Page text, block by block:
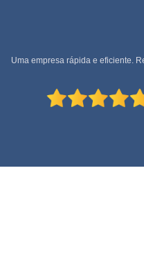
Empresa referência em terceirização